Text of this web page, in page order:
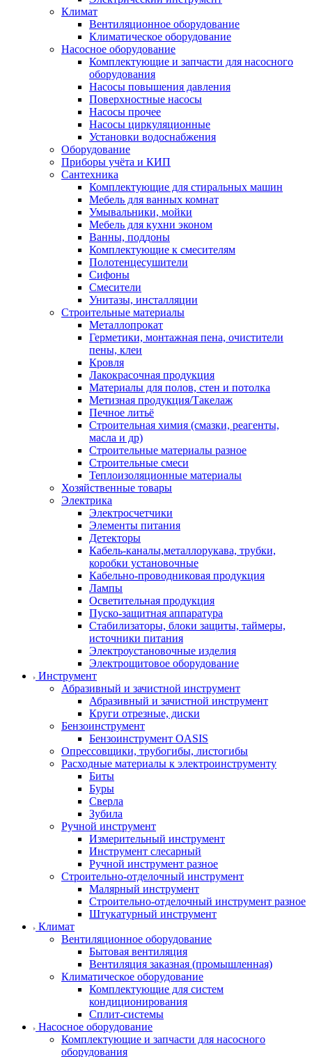
Климат
Вентиляционное оборудование
Климатическое оборудование
Насосное оборудование
Комплектующие и запчасти для насосного
оборудования
Насосы повышения давления
Поверхностные насосы
Насосы прочее
Насосы циркуляционные
Установки водоснабжения
Оборудование
Приборы учёта и КИП
Сантехника
Комплектующие для стиральных машин
Мебель для ванных комнат
Умывальники, мойки
Мебель для кухни эконом
Ванны, поддоны
Комплектующие к смесителям
Полотенцесушители
Сифоны
Смесители
Унитазы, инсталляции
Строительные материалы
Металлопрокат
Герметики, монтажная пена, очистители
пены, клеи
Кровля
Лакокрасочная продукция
Материалы для полов, стен и потолка
Метизная продукция/Такелаж
Печное литьё
Строительная химия (смазки, реагенты,
масла и др)
Строительные материалы разное
Строительные смеси
Теплоизоляционные материалы
Хозяйственные товары
Электрика
Электросчетчики
Элементы питания
Детекторы
Кабель-каналы,металлорукава, трубки,
коробки установочные
Кабельно-проводниковая продукция
Лампы
Осветительная продукция
Пуско-защитная аппаратура
Стабилизаторы, блоки защиты, таймеры,
источники питания
Электроустановочные изделия
Электрощитовое оборудование
Инструмент
Абразивный и зачистной инструмент
Абразивный и зачистной инструмент
Круги отрезные, диски
Бензоинструмент
Бензоинструмент OASIS
Опрессовщики, трубогибы, листогибы
Расходные материалы к электроинструменту
Биты
Буры
Сверла
Зубила
Ручной инструмент
Измерительный инструмент
Инструмент слесарный
Ручной инструмент разное
Строительно-отделочный инструмент
Малярный инструмент
Строительно-отделочный инструмент разное
Штукатурный инструмент
Климат
Вентиляционное оборудование
Бытовая вентиляция
Вентиляция заказная (промышленная)
Климатическое оборудование
Комплектующие для систем
кондиционирования
Сплит-системы
Насосное оборудование
Комплектующие и запчасти для насосного
оборудования